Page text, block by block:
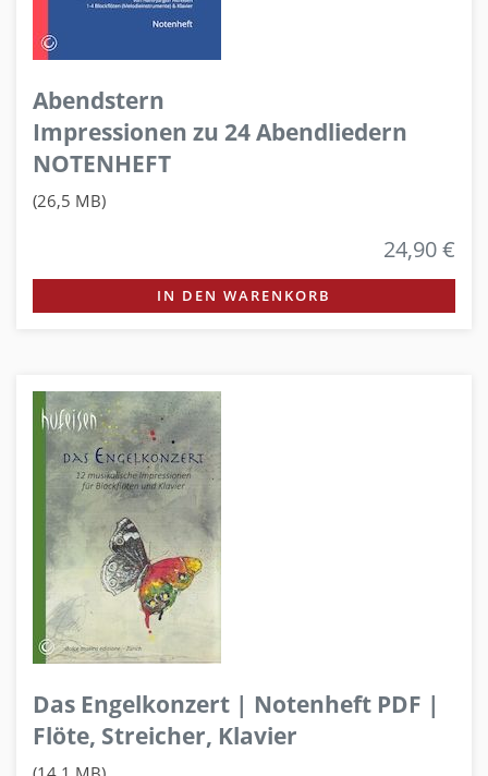
Abendstern
Impressionen zu 24 Abendliedern
NOTENHEFT
(26,5 MB)
24,90 €
IN DEN WARENKORB
Das Engelkonzert | Notenheft PDF |
Flöte, Streicher, Klavier